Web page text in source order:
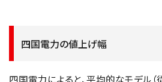
四国電力の値上げ幅
四国電力によると、平均的なモデル（